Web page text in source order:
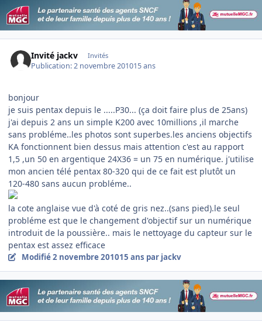
Invité jackv Invités
Publication:2 novembre 201015 ans
bonjour
je suis pentax depuis le .....P30... (ça doit faire plus de 25ans)
j'ai depuis 2 ans un simple K200 avec 10millions ,il marche
sans probléme..les photos sont superbes.les anciens objectifs
KA fonctionnent bien dessus mais attention c'est au rapport
1,5 ,un 50 en argentique 24X36 = un 75 en numérique. j'utilise
mon ancien télé pentax 80-320 qui de ce fait est plutôt un
120-480 sans aucun probléme..
la cote anglaise vue d'à coté de gris nez..(sans pied).le seul
probléme est que le changement d'objectif sur un numérique
introduit de la poussière.. mais le nettoyage du capteur sur le
pentax est assez efficace
Modifié2 novembre 201015 ans par jackv